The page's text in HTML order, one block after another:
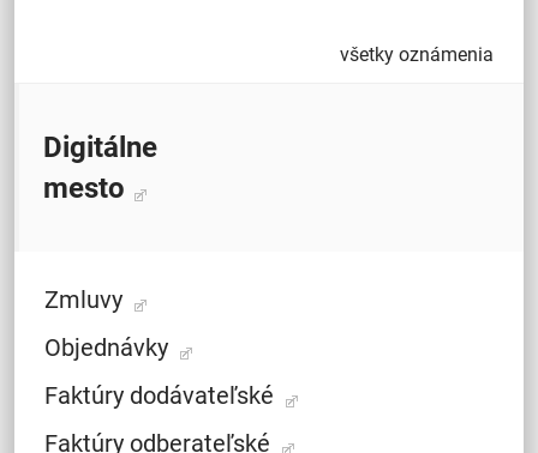
všetky oznámenia
Digitálne
mesto
Zmluvy
Objednávky
Faktúry dodávateľské
Faktúry odberateľské